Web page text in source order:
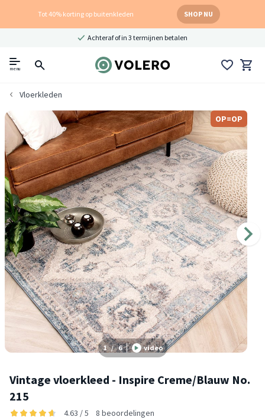
Tot 40% korting op buitenkleden SHOP NU
Achteraf of in 3 termijnen betalen
menu
Vloerkleden
OP=OP
1 / 6 video
Vintage vloerkleed - Inspire Creme/Blauw No.
215
4.63 / 5 8 beoordelingen